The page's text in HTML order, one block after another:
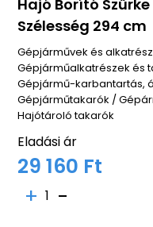
Hajó Borító
Szélesség 294 cm
Gépjárművek és
Gépjárműalkatrészek és
Gépjármű-karbantartás,
Gépjárműtakarók /
Hajótároló takarók
Eladási ár
29 160 Ft
1